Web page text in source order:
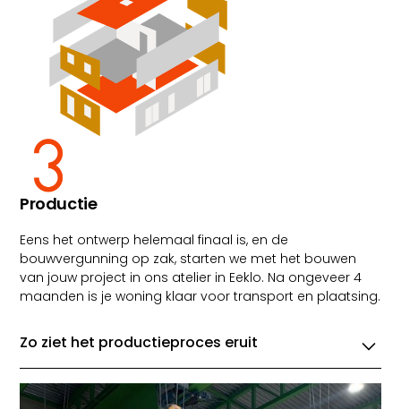
Productie
Eens het ontwerp helemaal finaal is, en de
bouwvergunning op zak, starten we met het bouwen
van jouw project in ons atelier in Eeklo. Na ongeveer 4
maanden is je woning klaar voor transport en plaatsing.
Zo ziet het productieproces eruit